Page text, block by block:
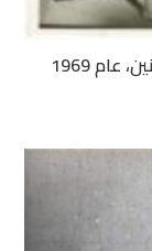
عام 1969